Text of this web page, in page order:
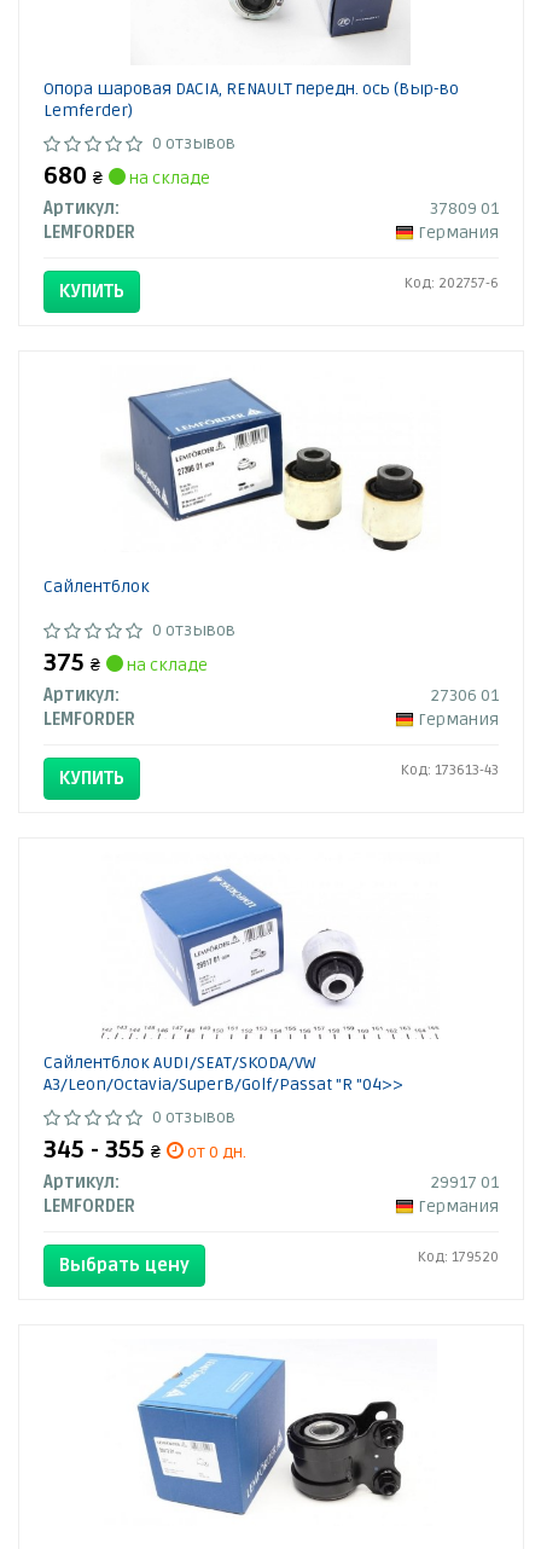
Опора шаровая DACIA, RENAULT передн. ось (Выр-во
Lemferder)
0 отзывов
680 ₴
на складе
Артикул:
37809 01
LEMFORDER
Германия
КУПИТЬ Код: 202757-6
Сайлентблок
0 отзывов
375 ₴
на складе
Артикул:
27306 01
LEMFORDER
Германия
КУПИТЬ Код: 173613-43
Сайлентблок AUDI/SEAT/SKODA/VW
A3/Leon/Octavia/SuperB/Golf/Passat "R "04>>
0 отзывов
345 - 355 ₴
от 0 дн.
Артикул:
29917 01
LEMFORDER
Германия
Выбрать цену Код: 179520